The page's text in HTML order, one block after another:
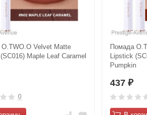
Velvet Matte
Maple Leaf Caramel
0
Помада
Lipstick
Pumpkin
437 ₽